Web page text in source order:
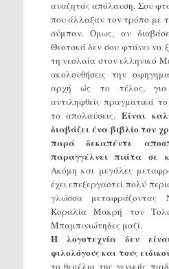
αναζητάς απόλαυση. Σου
που άλλαξαν τον τρόπο με
σύμπαν. Ομως, αν
Θεοτοκά δεν σου φτάνει να
τη νεολαία στον ελληνικό
ακολουθήσεις την
αρχή ώς το τέλος,
αντιληφθείς πραγματικά
το απολαύσεις.Είναι
διαβάζει ένα βιβλίο τον
παρά δεκαπέντε
παραγγέλνει πιάτα σε
Ακόμη και μεγάλες
έχει επεξεργαστεί πολύ
γλώσσα μεταφράζοντας
Κοραλία Μακρή τον
Μπαμπινιώτηδες μαζί.
Η λογοτεχνία δεν
φιλολόγους και τους
το θεμέλιο της γενικής